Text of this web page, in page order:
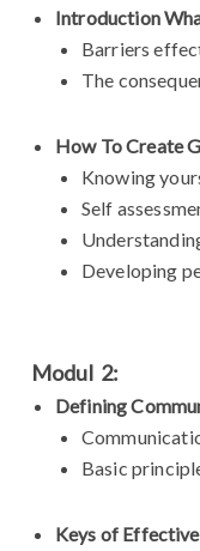
Introduction
Barriers
The
How To Create
Knowing
Self
Developing
Modul 2:
Defining
Basic
Keys of